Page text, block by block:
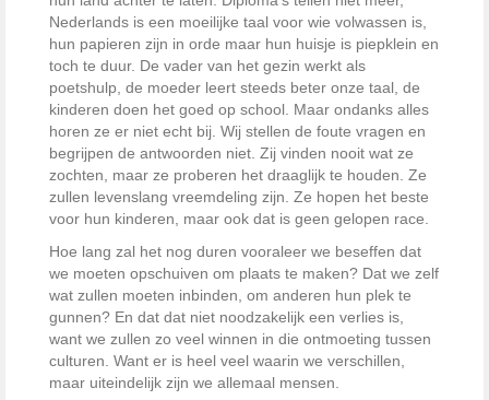
Nederlands is een moeilijke taal voor wie volwassen is,
hun papieren zijn in orde maar hun huisje is piepklein en
toch te duur. De vader van het gezin werkt als
poetshulp, de moeder leert steeds beter onze taal, de
kinderen doen het goed op school. Maar ondanks alles
horen ze er niet echt bij. Wij stellen de foute vragen en
begrijpen de antwoorden niet. Zij vinden nooit wat ze
zochten, maar ze proberen het draaglijk te houden. Ze
zullen levenslang vreemdeling zijn. Ze hopen het beste
voor hun kinderen, maar ook dat is geen gelopen race.
Hoe lang zal het nog duren vooraleer we beseffen dat
we moeten opschuiven om plaats te maken? Dat we zelf
wat zullen moeten inbinden, om anderen hun plek te
gunnen? En dat dat niet noodzakelijk een verlies is,
want we zullen zo veel winnen in die ontmoeting tussen
culturen. Want er is heel veel waarin we verschillen,
maar uiteindelijk zijn we allemaal mensen.